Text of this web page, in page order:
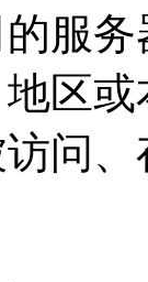
的服
区
问